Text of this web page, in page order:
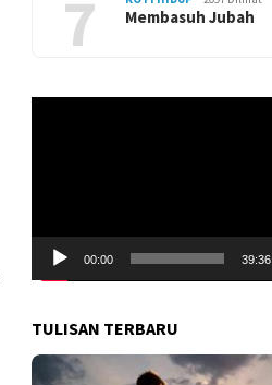
7 Membasuh Jubah
00:00 39:36
TULISAN TERBARU